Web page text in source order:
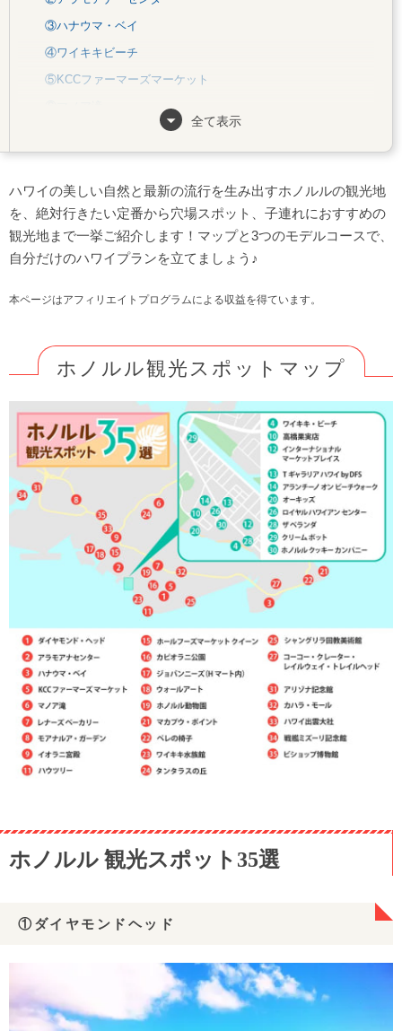
③ハナウマ・ベイ
④ワイキキビーチ
⑤KCCファーマーズマーケット
⑨イオラニ宮殿（カメハメハ大王像）
⑩高橋果実店
⑪ハウ・ツリー（カイマナビーチホテル内）
⑫インターナショナルマーケットプレイス
⑬Tギャラリア ハワイ by DFS
⑮ホールフーズ・マーケット（クイーン店）
⑯カピオラニ公園
⑰ジョバンニーズ（Hマート内）
⑱カカアコのウォールアート
⑲ホノルル動物園
⑳オーキッズ（ハレクラニ内）
㉑マカプウ・ポイント
㉒ペレの椅子
㉓ワイキキ水族館
㉔タンタラスの丘
㉕ホノルル美術館・シャングリラ邸
㉖ロイヤル・ハワイアン・センター
㉗ココヘッド・クレーター・トレイル
㉘ザ・ベランダ（モアナ・サーフライダー内）
㉙クリームポット
㉚ホノルル・クッキー・カンパニー
㉛USSアリゾナ記念館
㉝ハワイ出雲大社
㉞戦艦ミズーリ記念館
到着日におすすめ！～気軽に観光モデルコース～
のんびりしたい日に…～ハワイを満喫モデルコース～
全て表示
ハワイの美しい自然と最新の流行を生み出すホノルルの観光地
を、絶対行きたい定番から穴場スポット、子連れにおすすめの
観光地まで一挙ご紹介します！マップと3つのモデルコースで、
自分だけのハワイプランを立てましょう♪
本ページはアフィリエイトプログラムによる収益を得ています。
ホノルル観光スポットマップ
ホノルル 観光スポット35選
①ダイヤモンドヘッド